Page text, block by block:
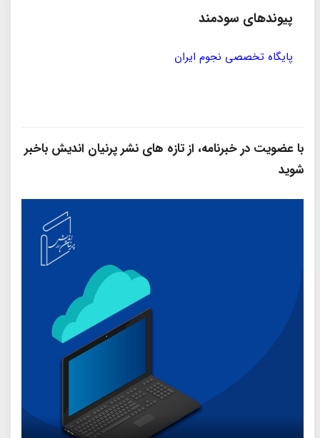
پیوندهای سودمند
پایگاه تخصصی نجوم ایران
با عضویت در خبرنامه، از تازه‌ های نشر پرنیان‌ اندیش باخبر
شوید